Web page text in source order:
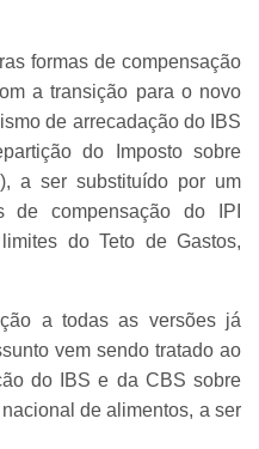
formas de compensação
a transição para o novo
de arrecadação do IBS
do Imposto sobre
a ser substituído por um
de compensação do IPI
do Teto de Gastos,
a todas as versões já
vem sendo tratado ao
do IBS e da CBS sobre
de alimentos, a ser